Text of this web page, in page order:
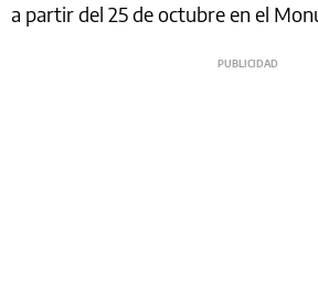
a partir del 25 de octubre en el